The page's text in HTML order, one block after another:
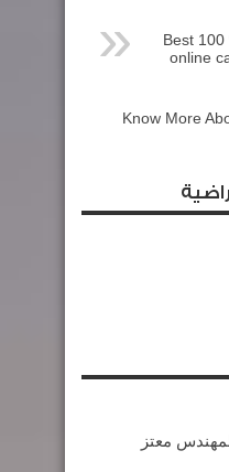
10 Best
online
Know More
معتز